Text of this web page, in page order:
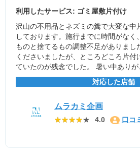
利用したサービス: ゴミ屋敷片付け
沢山の不用品とネズミの糞で大変な中
しております。施行までに時間がなく
ものと捨てるもの調整不足がありまし
くださいましたが、ところどころ片付
ていたのが残念でした。 暑い中ありが
対応した店舗
ムラカミ企画
★★★★★
★★★★★ 4.0 口コ